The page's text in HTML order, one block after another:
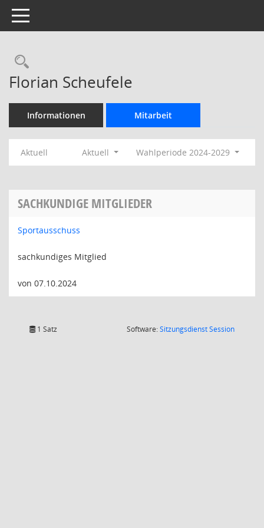
Toggle navigation
Rechercheauswahl
Florian Scheufele
Informationen Mitarbeit
Aktuell Aktuell Wahlperiode 2024-2029
SACHKUNDIGE MITGLIEDER
Sportausschuss
sachkundiges Mitglied
von 07.10.2024
1 Satz Software:SitzungsdienstSession(Wird in